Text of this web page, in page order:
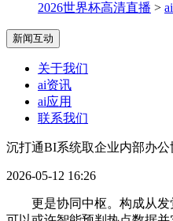
2026世界杯高清直播 >
新闻互动
关于我们
ai资讯
ai应用
联系我们
沉打通BI系统取企业内部办公
2026-05-12 16:26
更是协同中枢。构成从发